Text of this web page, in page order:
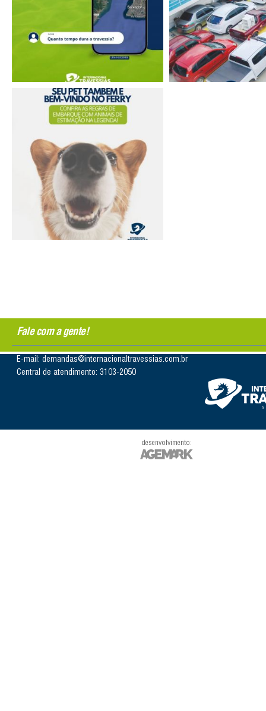
Fale com a gente!
E-mail: demandas@internacionaltravessias.com.br
Central de atendimento: 3103-2050
desenvolvimento: